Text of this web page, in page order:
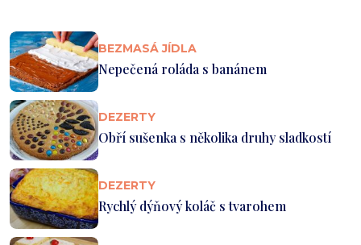
BEZMASÁ JÍDLA
Nepečená roláda s banánem
DEZERTY
Obří sušenka s několika druhy sladkostí
DEZERTY
Rychlý dýňový koláč s tvarohem